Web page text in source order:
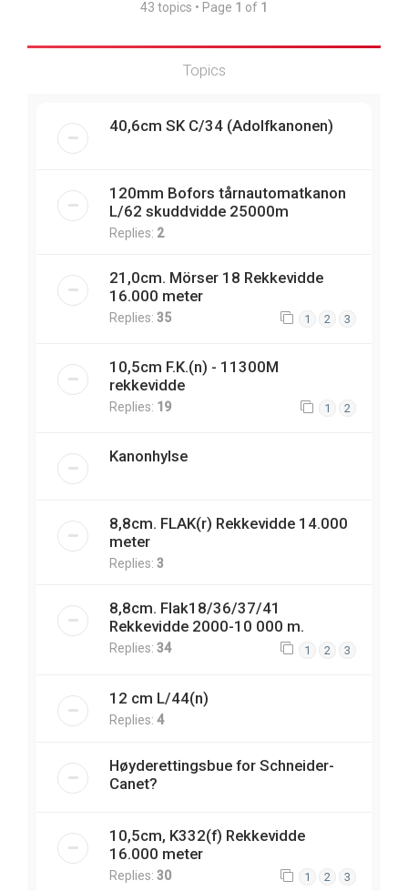
43 topics • Page 1 of 1
Topics
40,6cm SK C/34 (Adolfkanonen)
120mm Bofors tårnautomatkanon
L/62 skuddvidde 25000m
Replies: 2
21,0cm. Mörser 18 Rekkevidde
16.000 meter
Replies: 35 1 2 3
10,5cm F.K.(n) - 11300M
rekkevidde
Replies: 19 1 2
Kanonhylse
8,8cm. FLAK(r) Rekkevidde 14.000
meter
Replies: 3
8,8cm. Flak18/36/37/41
Rekkevidde 2000-10 000 m.
Replies: 34 1 2 3
12 cm L/44(n)
Replies: 4
Høyderettingsbue for Schneider-
Canet?
10,5cm, K332(f) Rekkevidde
16.000 meter
Replies: 30 1 2 3